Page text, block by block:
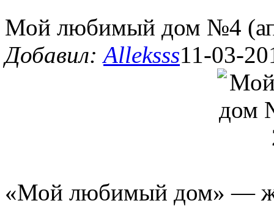
Мой любимый дом №4
Добавил:Alleksss11-03-
«Мой любимый дом» —